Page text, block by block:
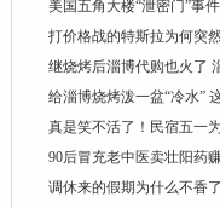
美国五角大楼“泄密门”事
打价格战的特斯拉为何突
继烧烤后淄博代购也火了
给淄博烧烤泼一盆“冷水”
真是笑不活了！民宿五一
90后冒充老中医卖壮阳药
调休来的假期为什么不香